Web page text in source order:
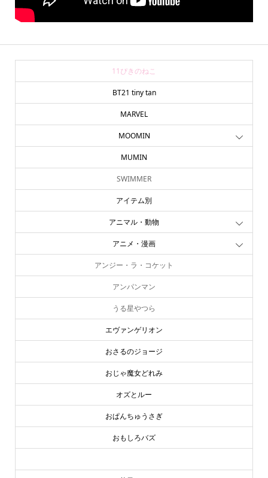
11ぴきのねこ
BT21 tiny tan
MARVEL
MOOMIN
MUMIN
SWIMMER
アイテム別
アニマル・動物
アニメ・漫画
アンジー・ラ・コケット
アンパンマン
うる星やつら
エヴァンゲリオン
おさるのジョージ
おじゃ魔女どれみ
オズとルー
おぱんちゅうさぎ
おもしろバズ